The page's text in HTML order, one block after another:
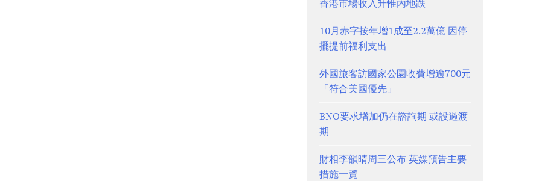
香港市場收入升惟內地跌
10月赤字按年增1成至2.2萬億 因停
擺提前福利支出
外國旅客訪國家公園收費增逾700元
「符合美國優先」
BNO要求增加仍在諮詢期 或設過渡
期
財相李韻晴周三公布 英媒預告主要
措施一覽